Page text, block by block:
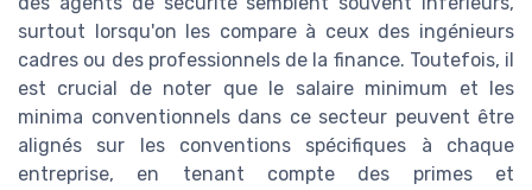
surtout lorsqu'on les compare à ceux des ingénieurs
cadres ou des professionnels de la finance. Toutefois, il
est crucial de noter que le salaire minimum et les
minima conventionnels dans ce secteur peuvent être
alignés sur les conventions spécifiques à chaque
entreprise, en tenant compte des primes et